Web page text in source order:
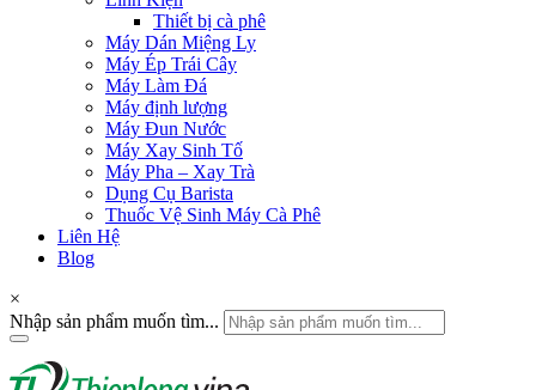
Thiết bị cà phê
Máy Dán Miệng Ly
Máy Ép Trái Cây
Máy Làm Đá
Máy định lượng
Máy Đun Nước
Máy Xay Sinh Tố
Máy Pha – Xay Trà
Dụng Cụ Barista
Thuốc Vệ Sinh Máy Cà Phê
Liên Hệ
Blog
×
Nhập sản phẩm muốn tìm...